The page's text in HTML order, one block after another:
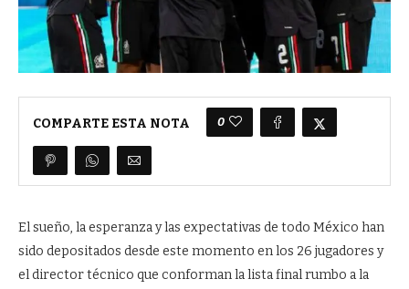
COMPARTE ESTA NOTA 0
El sueño, la esperanza y las expectativas de todo México han
sido depositados desde este momento en los 26 jugadores y
el director técnico que conforman la lista final rumbo a la